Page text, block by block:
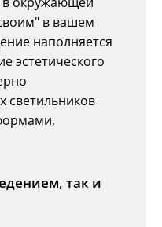
в вашем
наполняется
эстетического
светильников
так и